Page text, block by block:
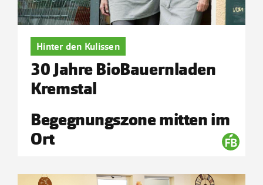
Hinter den Kulissen
30 Jahre BioBauernladen
Kremstal
Begegnungszone mitten im
Ort